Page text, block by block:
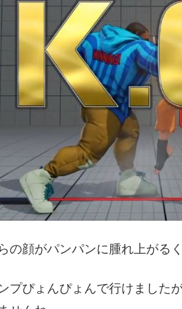
の顔がパンパンに腫れ上がる
プぴょんぴょんで行けました